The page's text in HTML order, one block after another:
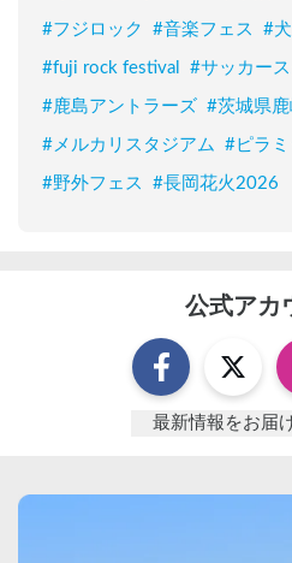
#フジロック #音楽フェス #犬
#fuji rock festival #サッカー
#鹿島アントラーズ #茨城県
# メルカリスタジアム #ピラ
#野外フェス #長岡花火2026
公式アカ
最新情報をお届